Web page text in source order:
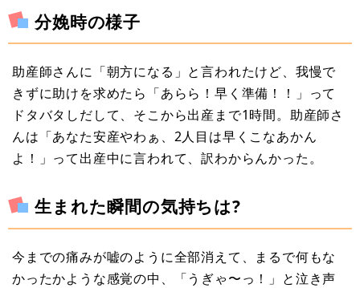
分娩時の様子
助産師さんに「朝方になる」と言われたけど、我慢で
きずに助けを求めたら「あらら！早く準備！！」って
ドタバタしだして、そこから出産まで1時間。助産師さ
んは「あなた安産やわぁ、2人目は早くこなあかん
よ！」って出産中に言われて、訳わからんかった。
生まれた瞬間の気持ちは?
今までの痛みが嘘のように全部消えて、まるで何もな
かったかような感覚の中、「うぎゃ〜っ！」と泣き声